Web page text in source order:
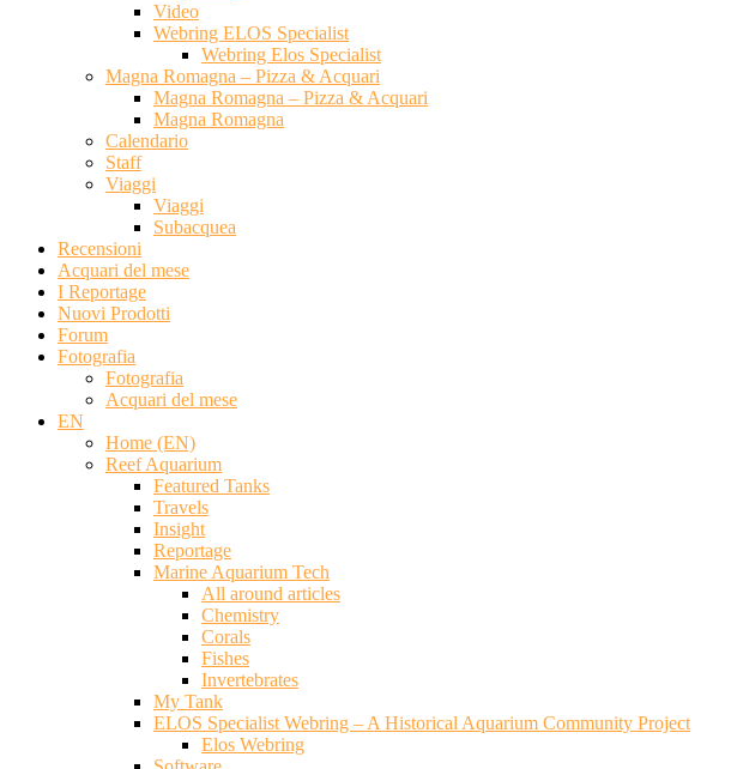
Video
Webring ELOS Specialist
Webring Elos Specialist
Magna Romagna – Pizza & Acquari
Magna Romagna – Pizza & Acquari
Magna Romagna
Calendario
Staff
Viaggi
Viaggi
Subacquea
Recensioni
Acquari del mese
I Reportage
Nuovi Prodotti
Forum
Fotografia
Fotografia
Acquari del mese
EN
Home (EN)
Reef Aquarium
Featured Tanks
Travels
Insight
Reportage
Marine Aquarium Tech
All around articles
Chemistry
Corals
Fishes
Invertebrates
My Tank
ELOS Specialist Webring – A Historical Aquarium Community Project
Elos Webring